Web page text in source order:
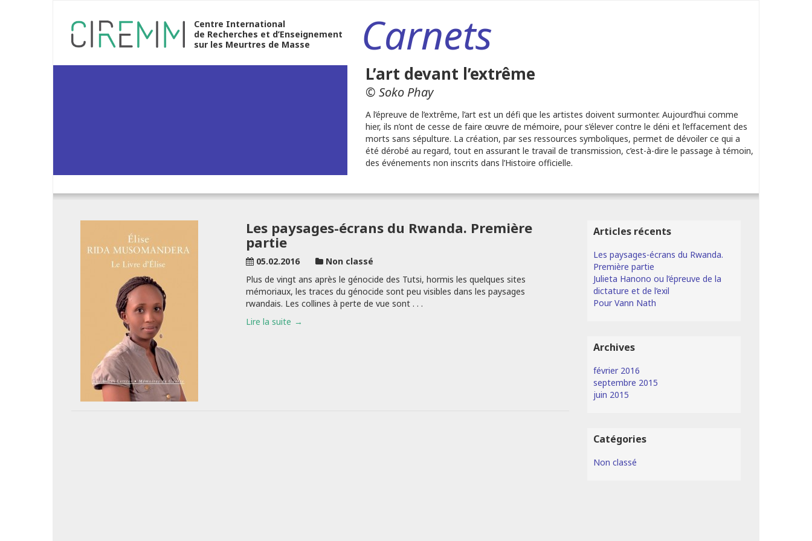
Centre International
de Recherches et d’Enseignement
sur les Meurtres de Masse
Carnets
L’art devant l’extrême
© Soko Phay
A l’épreuve de l’extrême, l’art est un défi que les artistes doivent surmonter. Aujourd’hui comme
hier, ils n’ont de cesse de faire œuvre de mémoire, pour s’élever contre le déni et l’effacement des
morts sans sépulture. La création, par ses ressources symboliques, permet de dévoiler ce qui a
été dérobé au regard, tout en assurant le travail de transmission, c’est-à-dire le passage à témoin,
des événements non inscrits dans l’Histoire officielle.
Les paysages-écrans du Rwanda. Première
partie
05.02.2016
Non classé
Plus de vingt ans après le génocide des Tutsi, hormis les quelques sites
mémoriaux, les traces du génocide sont peu visibles dans les paysages
rwandais. Les collines à perte de vue sont . . .
Lire la suite
Articles récents
Les paysages-écrans du Rwanda.
Première partie
Julieta Hanono ou l’épreuve de la
dictature et de l’exil
Pour Vann Nath
Archives
février 2016
septembre 2015
juin 2015
Catégories
Non classé